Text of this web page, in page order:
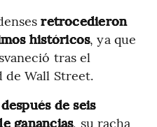
retrocedieron
históricos, ya que
tras el
Wall Street.
después de seis
ganancias, su racha